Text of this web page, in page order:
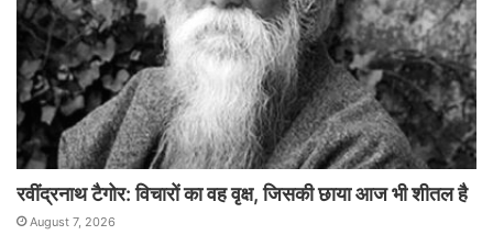
रवींद्रनाथ टैगोर: विचारों का वह वृक्ष, जिसकी छाया आज भी शीतल है
August 7, 2026